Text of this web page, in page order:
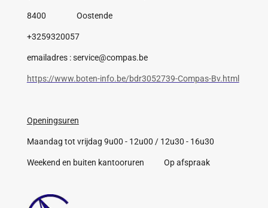
8400 Oostende
+3259320057
emailadres : service@compas.be
https://www.boten-info.be/bdr3052739-Compas-Bv.html
Openingsuren
Maandag tot vrijdag 9u00 - 12u00 / 12u30 - 16u30
Weekend en buiten kantooruren Op afspraak